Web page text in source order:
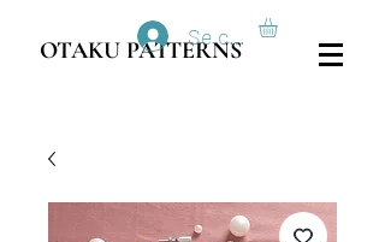
OTAKU PATTERNS
Se connecter